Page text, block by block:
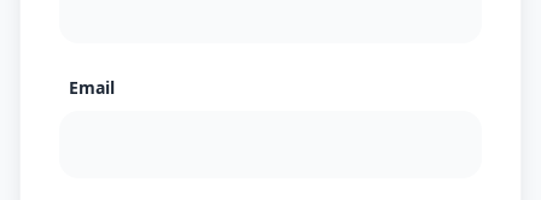
Email